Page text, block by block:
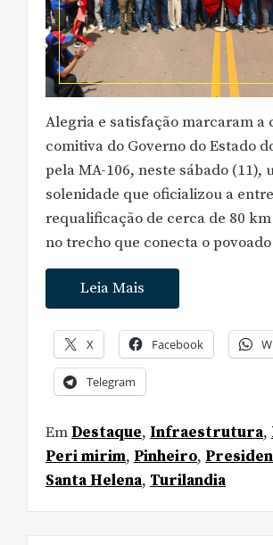
Alegria e satisfação marcaram a
comitiva do Governo do Estado
pela MA-106, neste sábado (11),
solenidade que oficializou a
requalificação de cerca de 80
no trecho que conecta o povoado
Leia Mais
X Facebook
Telegram
EmDestaque, Infraestrutura,
Peri mirim, Pinheiro,
Santa Helena, Turilandia